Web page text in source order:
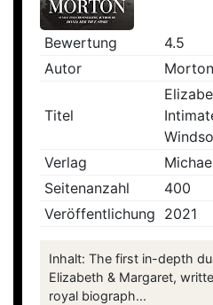
Bewertung
4.5
Autor
Titel
Verlag
Seitenanzahl
400
Veröffentlichung 2021
Inhalt: The first in-depth
Elizabeth & Margaret,
royal biograph...